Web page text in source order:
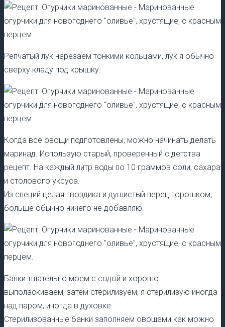
Репчатый лук нарезаем тонкими кольцами, лук я обычно
сверху кладу под крышку.
Когда все овощи подготовлены, можно начинать делать
маринад. Использую старый, проверенный с детства
рецепт. На каждый литр воды по 10 граммов соли, сахара
и столового уксуса.
Из специй целая гвоздика и душистый перец горошком,
больше обычно ничего не добавляю.
Банки тщательно моем с содой и хорошо
выполаскиваем, затем стерилизуем, я стерилизую иногда
над паром, иногда в духовке.
Стерилизованные банки заполняем овощами как можно